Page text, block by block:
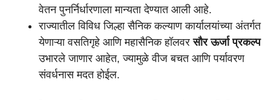
वेतन पुनर्निर्धारणाला मान्यता देण्यात आली आहे.
राज्यातील विविध जिल्हा सैनिक कल्याण कार्यालयांच्या अंतर्गत
येणाऱ्या वसतिगृहे आणि महासैनिक हॉलवरसौर ऊर्जा प्रकल्प
उभारले जाणार आहेत, ज्यामुळे वीज बचत आणि पर्यावरण
संवर्धनास मदत होईल.